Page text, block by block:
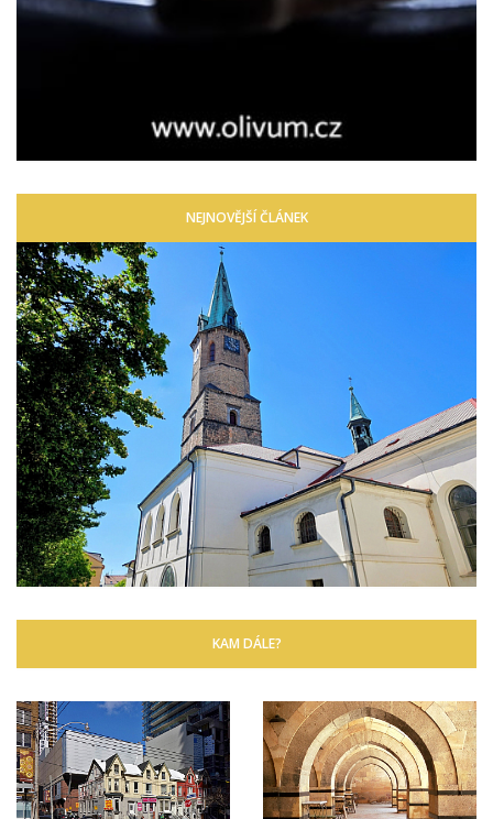
NEJNOVĚJŠÍ ČLÁNEK
KAM DÁLE?